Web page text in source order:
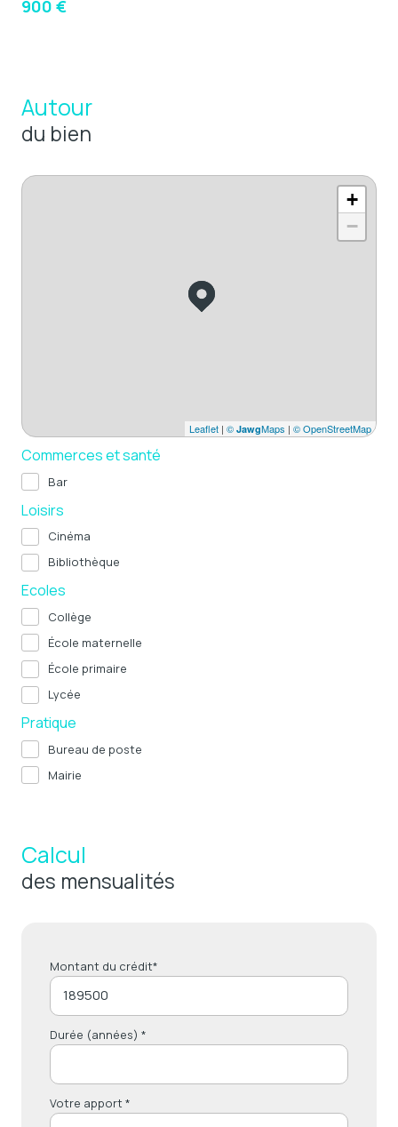
900 €
Autour
du bien
+
−
Leaflet | © JawgMaps | © OpenStreetMap
Commerces et santé
Bar
Loisirs
Cinéma
Bibliothèque
Ecoles
Collège
École maternelle
École primaire
Lycée
Pratique
Bureau de poste
Mairie
Calcul
des mensualités
Montant du crédit*
Durée (années) *
Votre apport *